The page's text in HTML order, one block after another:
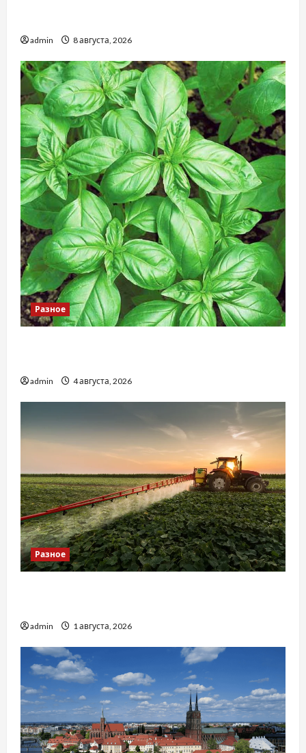
admin 8 августа, 2026
Разное
admin 4 августа, 2026
Разное
admin 1 августа, 2026